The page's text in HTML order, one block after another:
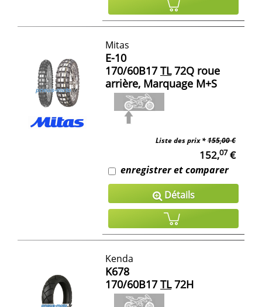
Mitas
E-10
170/60B17 TL72Q roue
arrière, Marquage M+S
Liste des prix *155,00 €
152,07€
enregistrer et comparer
Détails
Kenda
K678
170/60B17 TL72H